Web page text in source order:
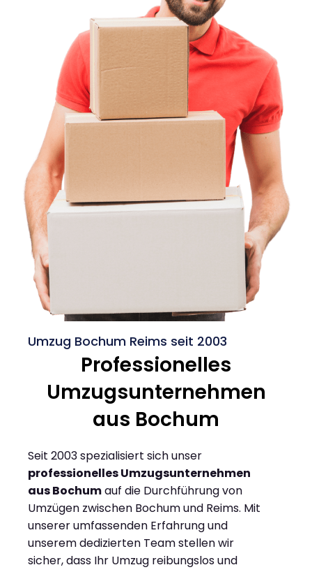
Umzug Bochum Reims seit 2003
Professionelles
Umzugsunternehmen
aus Bochum
Seit 2003 spezialisiert sich unser
professionelles Umzugsunternehmen
aus Bochumauf die Durchführung von
Umzügen zwischen Bochum und Reims. Mit
unserer umfassenden Erfahrung und
unserem dedizierten Team stellen wir
sicher, dass Ihr Umzug reibungslos und